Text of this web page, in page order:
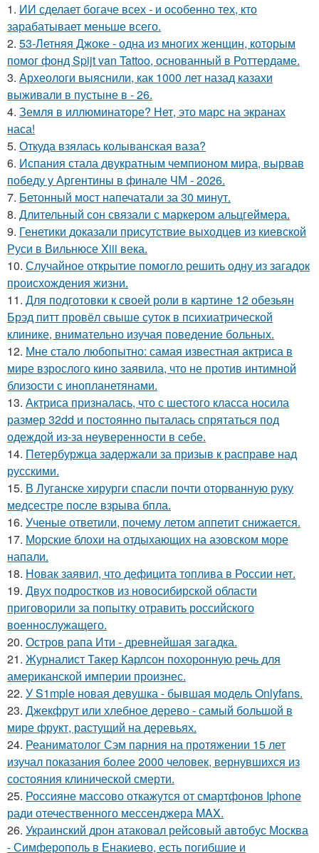
1. ИИ сделает богаче всех - и особенно тех, кто
зарабатывает меньше всего.
2. 53-Летняя Джоке - одна из многих женщин, которым
помог фонд Spijt van Tattoo, основанный в Роттердаме.
3. Археологи выяснили, как 1000 лет назад казахи
выживали в пустыне в - 26.
4. Земля в иллюминаторе? Нет, это марс на экранах
наса!
5. Откуда взялась колыванская ваза?
6. Испания стала двукратным чемпионом мира, вырвав
победу у Аргентины в финале ЧМ - 2026.
7. Бетонный мост напечатали за 30 минут.
8. Длительный сон связали с маркером альцгеймера.
9. Генетики доказали присутствие выходцев из киевской
Руси в Вильнюсе Xiii века.
10. Случайное открытие помогло решить одну из загадок
происхождения жизни.
11. Для подготовки к своей роли в картине 12 обезьян
Брэд питт провёл свыше суток в психиатрической
клинике, внимательно изучая поведение больных.
12. Мне стало любопытно: самая известная актриса в
мире взрослого кино заявила, что не против интимной
близости с инопланетянами.
13. Актриса призналась, что с шестого класса носила
размер 32dd и постоянно пыталась спрятаться под
одеждой из-за неуверенности в себе.
14. Петербуржца задержали за призыв к расправе над
русскими.
15. В Луганске хирурги спасли почти оторванную руку
медсестре после взрыва бпла.
16. Ученые ответили, почему летом аппетит снижается.
17. Морские блохи на отдыхающих на азовском море
напали.
18. Новак заявил, что дефицита топлива в России нет.
19. Двух подростков из новосибирской области
приговорили за попытку отравить российского
военнослужащего.
20. Остров рапа Ити - древнейшая загадка.
21. Журналист Такер Карлсон похоронную речь для
американской империи произнес.
22. У S1mple новая девушка - бывшая модель Onlyfans.
23. Джекфрут или хлебное дерево - самый большой в
мире фрукт, растущий на деревьях.
24. Реаниматолог Сэм парния на протяжении 15 лет
изучал показания более 2000 человек, вернувшихся из
состояния клинической смерти.
25. Россияне массово откажутся от смартфонов Iphone
ради отечественного мессенджера MAX.
26. Украинский дрон атаковал рейсовый автобус Москва
- Симферополь в Енакиево, есть погибшие и